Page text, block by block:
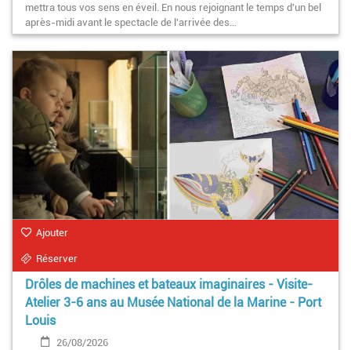
mettra tous vos sens en éveil. En nous rejoignant le temps d'un bel
après-midi avant le spectacle de l'arrivée des…
Ajouter
Réserver
Drôles de machines et bateaux imaginaires - Visite-
Atelier 3-6 ans au Musée National de la Marine - Port
Louis
26/08/2026